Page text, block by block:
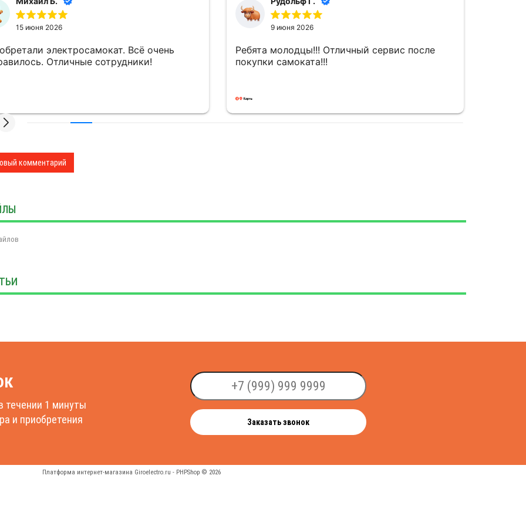
15 июня 2026
электросамокат. Всё очень
Отличные сотрудники!
9 июня 2026
Ребята молодцы!!! Отличный сервис после
покупки самоката!!!
комментарий
течении 1 минуты
и приобретения
Заказать звонок
Платформа интернет-магазина Giroelectro.ru - PHPShop © 2026